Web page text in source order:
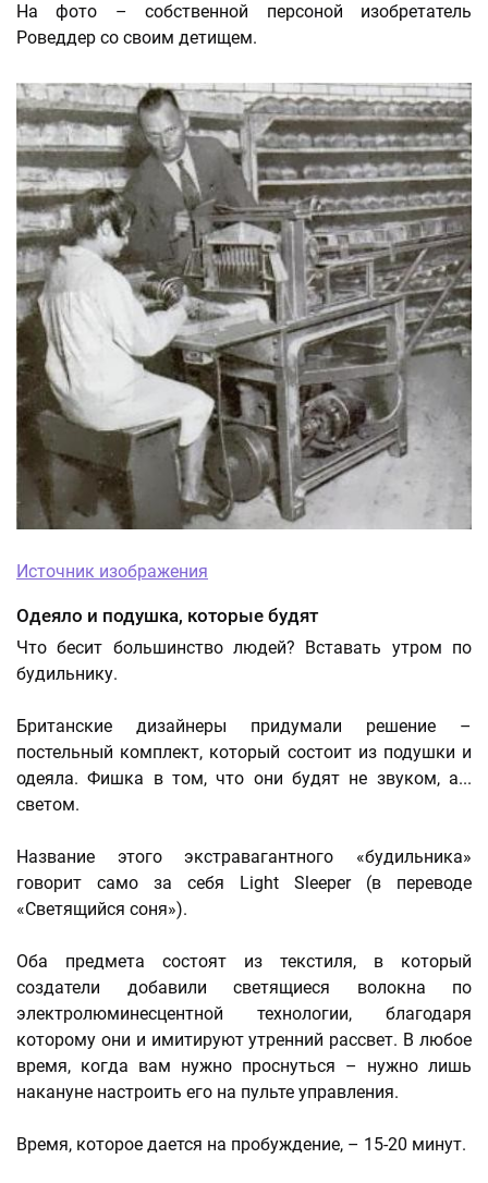
На фото – собственной персоной изобретатель
Роведдер со своим детищем.
Источник изображения
Одеяло и подушка, которые будят
Что бесит большинство людей? Вставать утром по
будильнику.
Британские дизайнеры придумали решение –
постельный комплект, который состоит из подушки и
одеяла. Фишка в том, что они будят не звуком, а...
светом.
Название этого экстравагантного «будильника»
говорит само за себя Light Sleeper (в переводе
«Светящийся соня»).
Оба предмета состоят из текстиля, в который
создатели добавили светящиеся волокна по
электролюминесцентной технологии, благодаря
которому они и имитируют утренний рассвет. В любое
время, когда вам нужно проснуться – нужно лишь
накануне настроить его на пульте управления.
Время, которое дается на пробуждение, – 15-20 минут.